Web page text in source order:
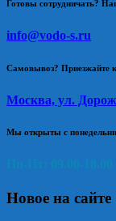
Готовы сотрудничать?
info@vodo-s.ru
Самовывоз? Приезжайте
Москва, ул.
Мы открыты с
Новое на сайте